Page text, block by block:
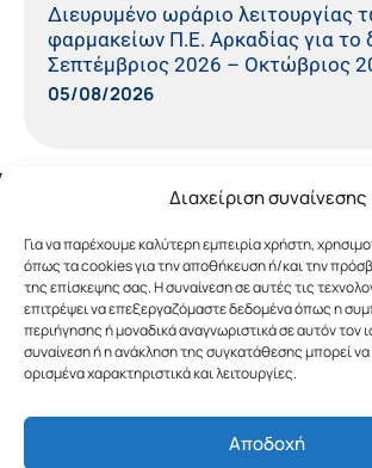
Διαχείριση συναίνεσης
Για να παρέχουμε καλύτερη εμπειρία χρήστη,
όπως τα cookies για την αποθήκευση ή/και την
της επίσκεψης σας. Η συναίνεση σε αυτές τις
επιτρέψει να επεξεργαζόμαστε δεδομένα όπως η
περιήγησης ή μοναδικά αναγνωριστικά σε αυτόν τον
συναίνεση ή η ανάκληση της συγκατάθεσης μπορεί
ορισμένα χαρακτηριστικά και λειτουργίες.
Αποδοχή
Διευρυμένο ωράριο λειτουργίας
φαρμακείων Π.Ε. Αρκαδίας για το
Σεπτέμβριος 2026 – Οκτώβριος
05/08/2026